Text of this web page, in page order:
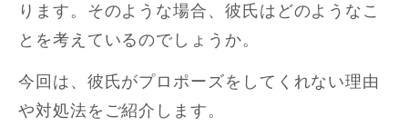
ります。そのような場合、彼氏はどのようなこ
とを考えているのでしょうか。
今回は、彼氏がプロポーズをしてくれない理由
や対処法をご紹介します。